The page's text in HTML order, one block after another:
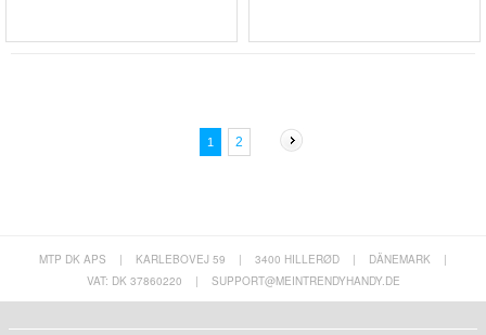
1 2
MTP DK APS | KARLEBOVEJ 59 | 3400 HILLERØD | DÄNEMARK
|
VAT: DK 37860220
| SUPPORT@MEINTRENDYHANDY.DE